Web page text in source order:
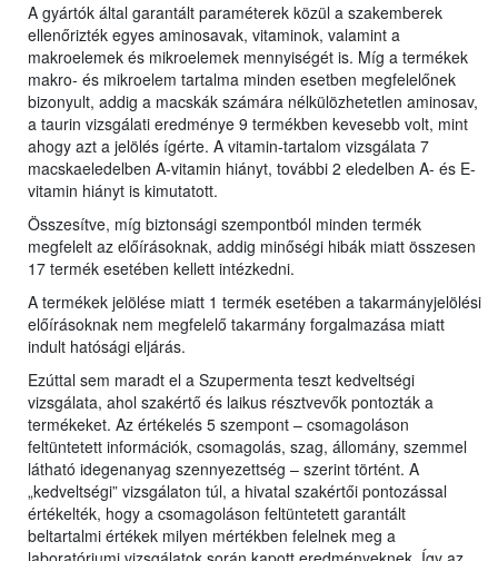
A gyártók által garantált paraméterek közül a szakemberek
ellenőrizték egyes aminosavak, vitaminok, valamint a
makroelemek és mikroelemek mennyiségét is. Míg a termékek
makro- és mikroelem tartalma minden esetben megfelelőnek
bizonyult, addig a macskák számára nélkülözhetetlen aminosav,
a taurin vizsgálati eredménye 9 termékben kevesebb volt, mint
ahogy azt a jelölés ígérte. A vitamin-tartalom vizsgálata 7
macskaeledelben A-vitamin hiányt, további 2 eledelben A- és E-
vitamin hiányt is kimutatott.
Összesítve, míg biztonsági szempontból minden termék
megfelelt az előírásoknak, addig minőségi hibák miatt összesen
17 termék esetében kellett intézkedni.
A termékek jelölése miatt 1 termék esetében a takarmányjelölési
előírásoknak nem megfelelő takarmány forgalmazása miatt
indult hatósági eljárás.
Ezúttal sem maradt el a Szupermenta teszt kedveltségi
vizsgálata, ahol szakértő és laikus résztvevők pontozták a
termékeket. Az értékelés 5 szempont – csomagoláson
feltüntetett információk, csomagolás, szag, állomány, szemmel
látható idegenanyag szennyezettség – szerint történt. A
„kedveltségi” vizsgálaton túl, a hivatal szakértői pontozással
értékelték, hogy a csomagoláson feltüntetett garantált
beltartalmi értékek milyen mértékben felelnek meg a